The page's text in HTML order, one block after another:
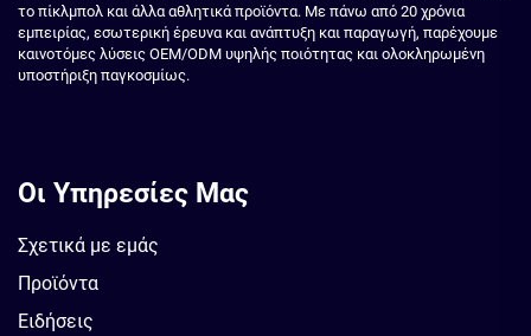
το πίκλμπολ και άλλα αθλητικά προϊόντα. Με πάνω από 20 χρόνια
εμπειρίας, εσωτερική έρευνα και ανάπτυξη και παραγωγή, παρέχουμε
καινοτόμες λύσεις OEM/ODM υψηλής ποιότητας και ολοκληρωμένη
υποστήριξη παγκοσμίως.
Οι Υπηρεσίες Μας
Σχετικά με εμάς
Προϊόντα
Ειδήσεις